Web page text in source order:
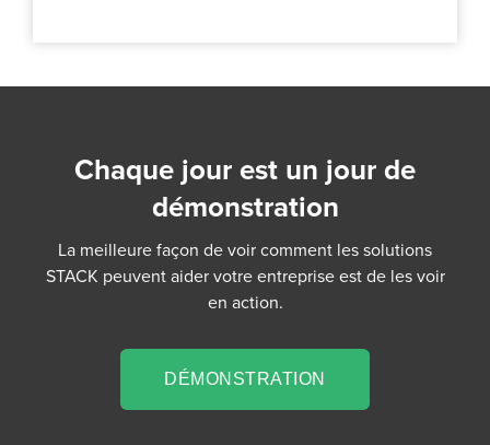
Chaque jour est un jour de
démonstration
La meilleure façon de voir comment les solutions
STACK peuvent aider votre entreprise est de les voir
en action.
DÉMONSTRATION